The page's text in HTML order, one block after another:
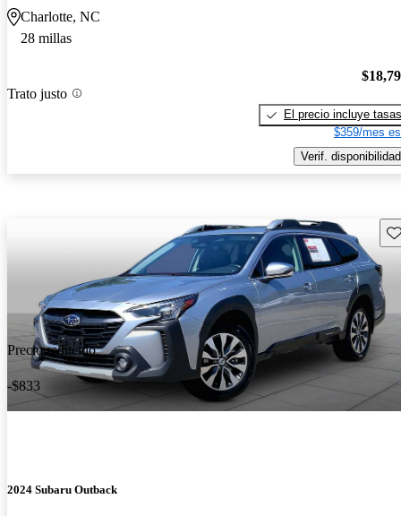
Charlotte, NC
28 millas
Trato justo
El precio incluye tasas
$359/mes
Verif. disponibilidad
Precio reducido
-$833
2024 Subaru Outback